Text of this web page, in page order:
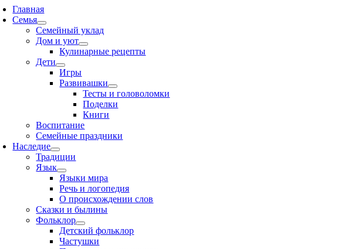
Главная
Семья
Семейный уклад
Дом и уют
Кулинарные рецепты
Дети
Игры
Развивашки
Тесты и головоломки
Поделки
Книги
Воспитание
Семейные праздники
Наследие
Традиции
Язык
Языки мира
Речь и логопедия
О происхождении слов
Сказки и былины
Фольклор
Детский фольклор
Частушки